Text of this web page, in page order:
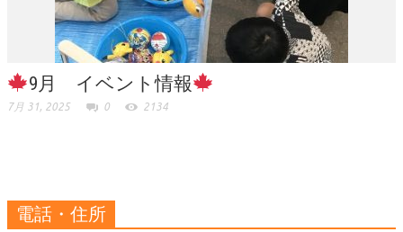
9月 イベント情報
7月 31, 2025 0 2134
電話・住所